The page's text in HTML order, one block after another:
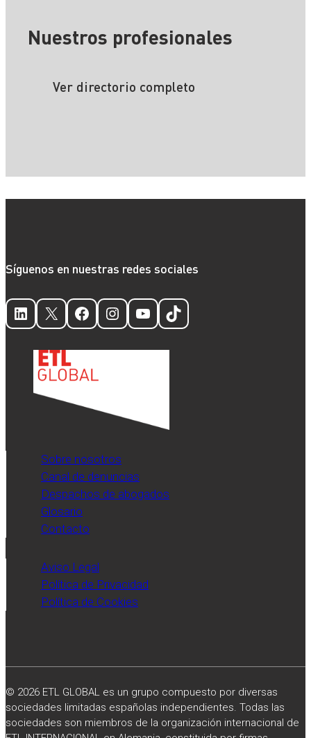
Nuestros profesionales
Ver directorio completo
Síguenos en nuestras redes sociales
LinkedIn
X Facebook
Instagram
YouTube
TikTok
Sobre nosotros
Canal de denuncias
Despachos de abogados
Glosario
Contacto
Aviso Legal
Política de Privacidad
Política de Cookies
© 2026 ETL GLOBAL es un grupo compuesto por diversas
sociedades limitadas españolas independientes. Todas las
sociedades son miembros de la organización internacional de